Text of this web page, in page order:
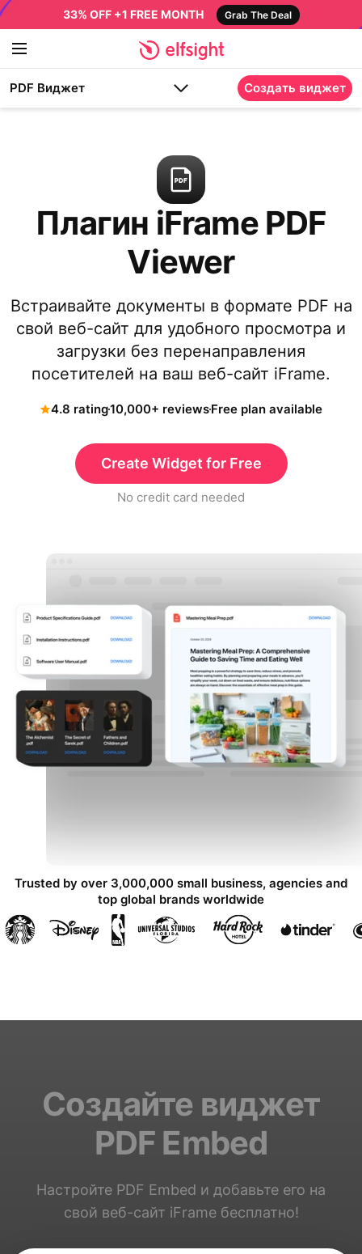
33% OFF +1 FREE MONTH Grab The Deal
PDF Виджет Создать виджет
Плагин iFrame PDF
Viewer
Встраивайте документы в формате PDF на
свой веб-сайт для удобного просмотра и
загрузки без перенаправления
посетителей на ваш веб-сайт iFrame.
4.8 rating10,000+ reviewsFree plan available
Create Widget for Free
No credit card needed
Trusted by over 3,000,000 small business, agencies and
top global brands worldwide
Создайте виджет
PDF Embed
Настройте PDF Embed и добавьте его на
свой веб-сайт iFrame бесплатно!